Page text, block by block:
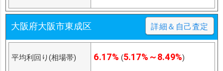
大阪府大阪市東成区 詳細＆自己査定
平均利回り(相場帯) 6.17% (5.17%～8.49%)